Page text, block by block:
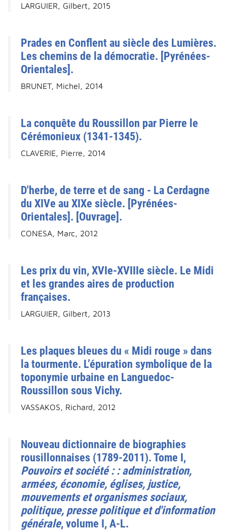
LARGUIER, Gilbert, 2015
Prades en Conflent au siècle des Lumières.
Les chemins de la démocratie. [Pyrénées-
Orientales].
BRUNET, Michel, 2014
La conquête du Roussillon par Pierre le
Cérémonieux (1341-1345).
CLAVERIE, Pierre, 2014
D'herbe, de terre et de sang - La Cerdagne
du XIVe au XIXe siècle. [Pyrénées-
Orientales]. [Ouvrage].
CONESA, Marc, 2012
Les prix du vin, XVIe-XVIIIe siècle. Le Midi
et les grandes aires de production
françaises.
LARGUIER, Gilbert, 2013
Les plaques bleues du « Midi rouge » dans
la tourmente. L’épuration symbolique de la
toponymie urbaine en Languedoc-
Roussillon sous Vichy.
VASSAKOS, Richard, 2012
Nouveau dictionnaire de biographies
rousillonnaises (1789-2011). Tome I,
Pouvoirs et société : : administration,
armées, économie, églises, justice,
mouvements et organismes sociaux,
politique, presse politique et d'information
générale, volume I, A-L.